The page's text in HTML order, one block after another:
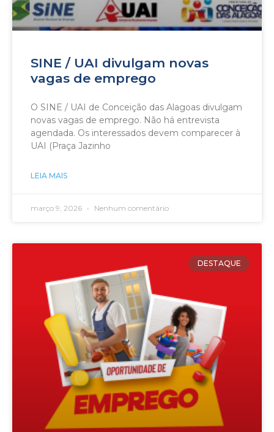
SINE / UAI divulgam novas
vagas de emprego
O SINE / UAI de Conceição das Alagoas divulgam
novas vagas de emprego. Não há entrevista
agendada. Os interessados devem comparecer à
UAI (Praça Jazinho
LEIA MAIS
março 9, 2026 Nenhum comentário
DESTAQUE